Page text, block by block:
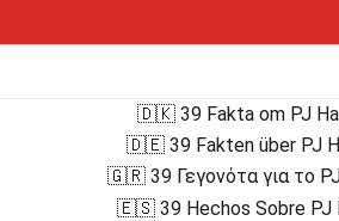
🇩🇰 39 Fakta om PJ
🇩🇪 39 Fakten über PJ
🇬🇷 39 Γεγονότα για το
🇪🇸 39 Hechos Sobre PJ